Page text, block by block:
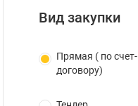
Вид закупки
Прямая ( по счет-
договору)